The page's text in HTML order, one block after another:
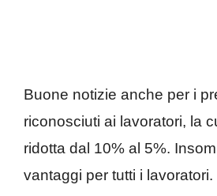
Buone notizie anche per i
riconosciuti ai lavoratori, la
ridotta dal 10% al 5%.
vantaggi per tutti i lavoratori.